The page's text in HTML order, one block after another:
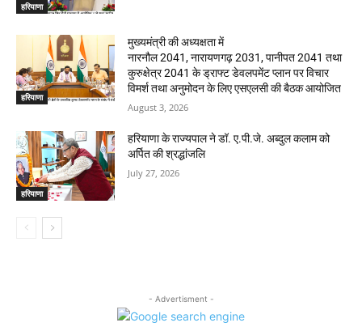
हरियाणा
हरियाणा
मुख्यमंत्री की अध्यक्षता में
नारनौल 2041, नारायणगढ़ 2031, पानीपत 2041 तथा
कुरुक्षेत्र 2041 के ड्राफ्ट डेवलपमेंट प्लान पर विचार
विमर्श तथा अनुमोदन के लिए एसएलसी की बैठक आयोजित
August 3, 2026
हरियाणा
हरियाणा के राज्यपाल ने डॉ. ए.पी.जे. अब्दुल कलाम को
अर्पित की श्रद्धांजलि
July 27, 2026
- Advertisment -